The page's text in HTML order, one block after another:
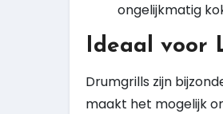
ongelijkmatig
Ideaal voor
Drumgrills zijn
maakt het mogelijk